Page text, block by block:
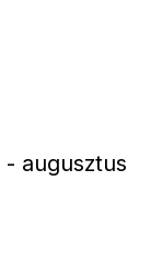
- augusztus